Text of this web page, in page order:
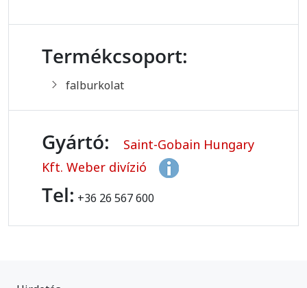
Termékcsoport:
falburkolat
Gyártó:
Saint-Gobain Hungary
Kft. Weber divízió
Tel: +36 26 567 600